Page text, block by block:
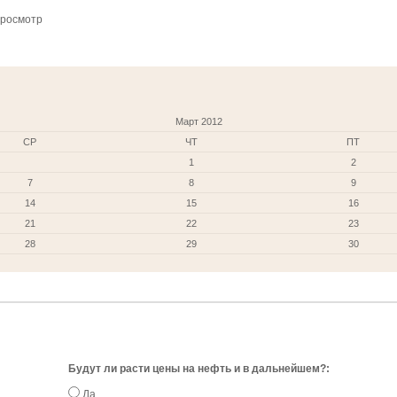
Март 2012
СР
ЧТ ПТ
1
2
7
8 9
14
15 16
21
22 23
28
29 30
Будут ли расти цены на нефть и в дальнейшем?:
Да